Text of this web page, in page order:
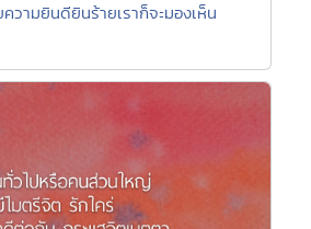
วามยินดียินร้ายเราก็จะมองเห็น